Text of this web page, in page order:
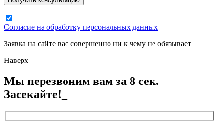
Согласие на обработку персональных данных
Заявка на сайте вас совершенно ни к чему не обязывает
Наверх
Мы перезвоним вам за 8 сек.
Засекайте!_